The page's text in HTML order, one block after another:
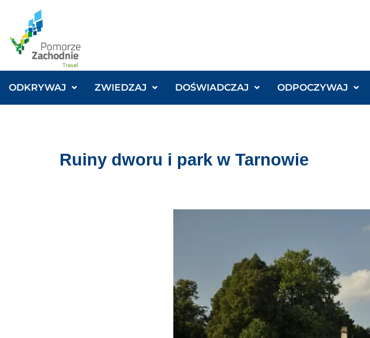
ODKRYWAJ ZWIEDZAJ DOŚWIADCZAJ ODPOCZYWAJ
Ruiny dworu i park w Tarnowie